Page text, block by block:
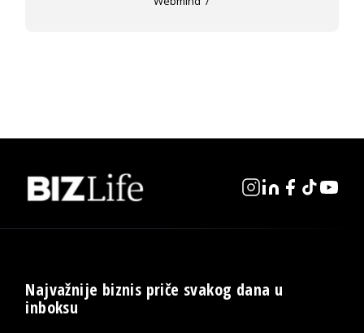
Najvažnije biznis priče svakog dana u
inboksu